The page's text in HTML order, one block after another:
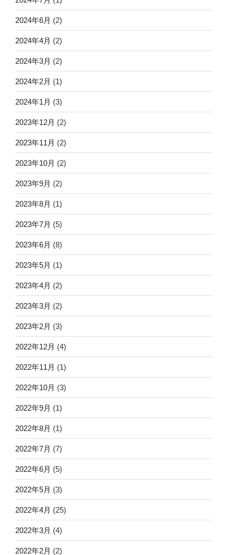
2024年6月 (2)
2024年4月 (2)
2024年3月 (2)
2024年2月 (1)
2024年1月 (3)
2023年12月 (2)
2023年11月 (2)
2023年10月 (2)
2023年9月 (2)
2023年8月 (1)
2023年7月 (5)
2023年6月 (8)
2023年5月 (1)
2023年4月 (2)
2023年3月 (2)
2023年2月 (3)
2022年12月 (4)
2022年11月 (1)
2022年10月 (3)
2022年9月 (1)
2022年8月 (1)
2022年7月 (7)
2022年6月 (5)
2022年5月 (3)
2022年4月 (25)
2022年3月 (4)
2022年2月 (2)